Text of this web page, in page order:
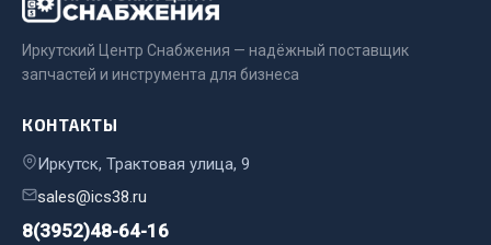
Весь раздел
Запчасти Урал
Двигатель
Мост задний
Система питания
Иркутский Центр Снабжения — надёжный поставщик
запчастей и инструмента для бизнеса
КОНТАКТЫ
Иркутск, Трактовая улица, 9
sales@ics38.ru
8(3952)48-64-16